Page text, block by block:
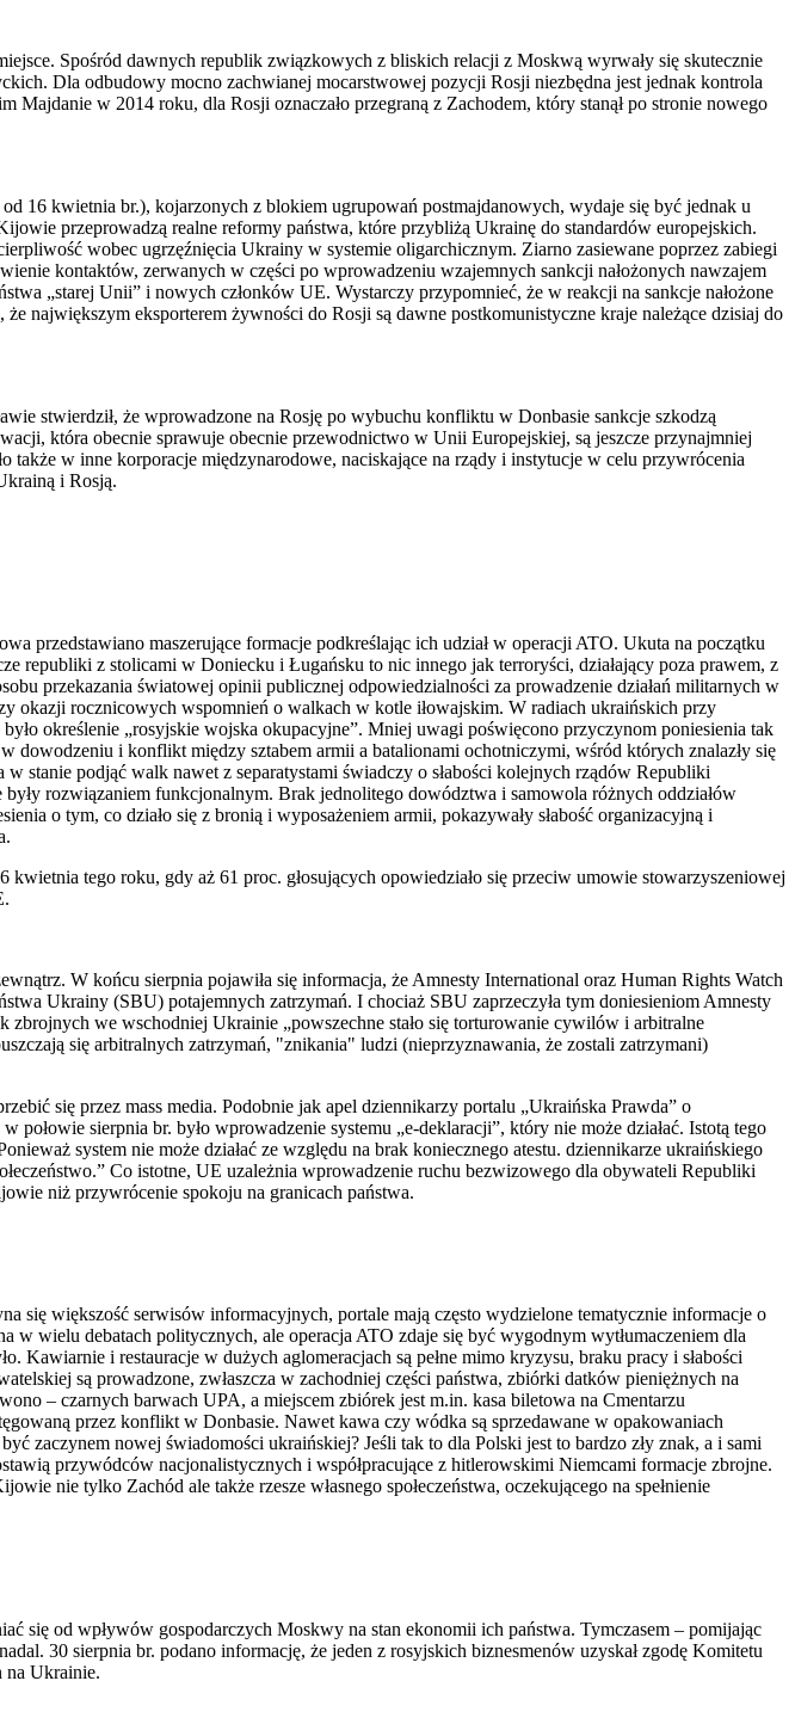
Spośród dawnych republik związkowych z bliskich relacji z Moskwą wyrwały się skutecznie
Dla odbudowy mocno zachwianej mocarstwowej pozycji Rosji niezbędna jest jednak kontrola
w 2014 roku, dla Rosji oznaczało przegraną z Zachodem, który stanął po stronie nowego
16 kwietnia br.), kojarzonych z blokiem ugrupowań postmajdanowych, wydaje się być jednak u
przeprowadzą realne reformy państwa, które przybliżą Ukrainę do standardów europejskich.
wobec ugrzęźnięcia Ukrainy w systemie oligarchicznym. Ziarno zasiewane poprzez zabiegi
kontaktów, zerwanych w części po wprowadzeniu wzajemnych sankcji nałożonych nawzajem
„starej Unii” i nowych członków UE. Wystarczy przypomnieć, że w reakcji na sankcje nałożone
największym eksporterem żywności do Rosji są dawne postkomunistyczne kraje należące dzisiaj do
stwierdził, że wprowadzone na Rosję po wybuchu konfliktu w Donbasie sankcje szkodzą
która obecnie sprawuje obecnie przewodnictwo w Unii Europejskiej, są jeszcze przynajmniej
także w inne korporacje międzynarodowe, naciskające na rządy i instytucje w celu przywrócenia
i Rosją.
przedstawiano maszerujące formacje podkreślając ich udział w operacji ATO. Ukuta na początku
republiki z stolicami w Doniecku i Ługańsku to nic innego jak terroryści, działający poza prawem, z
przekazania światowej opinii publicznej odpowiedzialności za prowadzenie działań militarnych w
okazji rocznicowych wspomnień o walkach w kotle iłowajskim. W radiach ukraińskich przy
określenie „rosyjskie wojska okupacyjne”. Mniej uwagi poświęcono przyczynom poniesienia tak
dowodzeniu i konflikt między sztabem armii a batalionami ochotniczymi, wśród których znalazły się
stanie podjąć walk nawet z separatystami świadczy o słabości kolejnych rządów Republiki
rozwiązaniem funkcjonalnym. Brak jednolitego dowództwa i samowola różnych oddziałów
o tym, co działo się z bronią i wyposażeniem armii, pokazywały słabość organizacyjną i
tego roku, gdy aż 61 proc. głosujących opowiedziało się przeciw umowie stowarzyszeniowej
W końcu sierpnia pojawiła się informacja, że Amnesty International oraz Human Rights Watch
Ukrainy (SBU) potajemnych zatrzymań. I chociaż SBU zaprzeczyła tym doniesieniom Amnesty
we wschodniej Ukrainie „powszechne stało się torturowanie cywilów i arbitralne
się arbitralnych zatrzymań, "znikania" ludzi (nieprzyznawania, że zostali zatrzymani)
się przez mass media. Podobnie jak apel dziennikarzy portalu „Ukraińska Prawda” o
sierpnia br. było wprowadzenie systemu „e-deklaracji”, który nie może działać. Istotą tego
system nie może działać ze względu na brak koniecznego atestu. dziennikarze ukraińskiego
Co istotne, UE uzależnia wprowadzenie ruchu bezwizowego dla obywateli Republiki
niż przywrócenie spokoju na granicach państwa.
się większość serwisów informacyjnych, portale mają często wydzielone tematycznie informacje o
wielu debatach politycznych, ale operacja ATO zdaje się być wygodnym wytłumaczeniem dla
i restauracje w dużych aglomeracjach są pełne mimo kryzysu, braku pracy i słabości
są prowadzone, zwłaszcza w zachodniej części państwa, zbiórki datków pieniężnych na
– czarnych barwach UPA, a miejscem zbiórek jest m.in. kasa biletowa na Cmentarzu
przez konflikt w Donbasie. Nawet kawa czy wódka są sprzedawane w opakowaniach
zaczynem nowej świadomości ukraińskiej? Jeśli tak to dla Polski jest to bardzo zły znak, a i sami
przywódców nacjonalistycznych i współpracujące z hitlerowskimi Niemcami formacje zbrojne.
nie tylko Zachód ale także rzesze własnego społeczeństwa, oczekującego na spełnienie
się od wpływów gospodarczych Moskwy na stan ekonomii ich państwa. Tymczasem – pomijając
30 sierpnia br. podano informację, że jeden z rosyjskich biznesmenów uzyskał zgodę Komitetu
na Ukrainie.